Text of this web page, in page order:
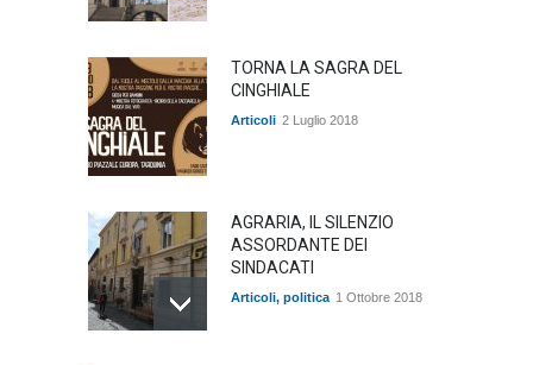
TORNA LA SAGRA DEL
CINGHIALE
Articoli 2 Luglio 2018
AGRARIA, IL SILENZIO
ASSORDANTE DEI
SINDACATI
Articoli, politica 1 Ottobre 2018